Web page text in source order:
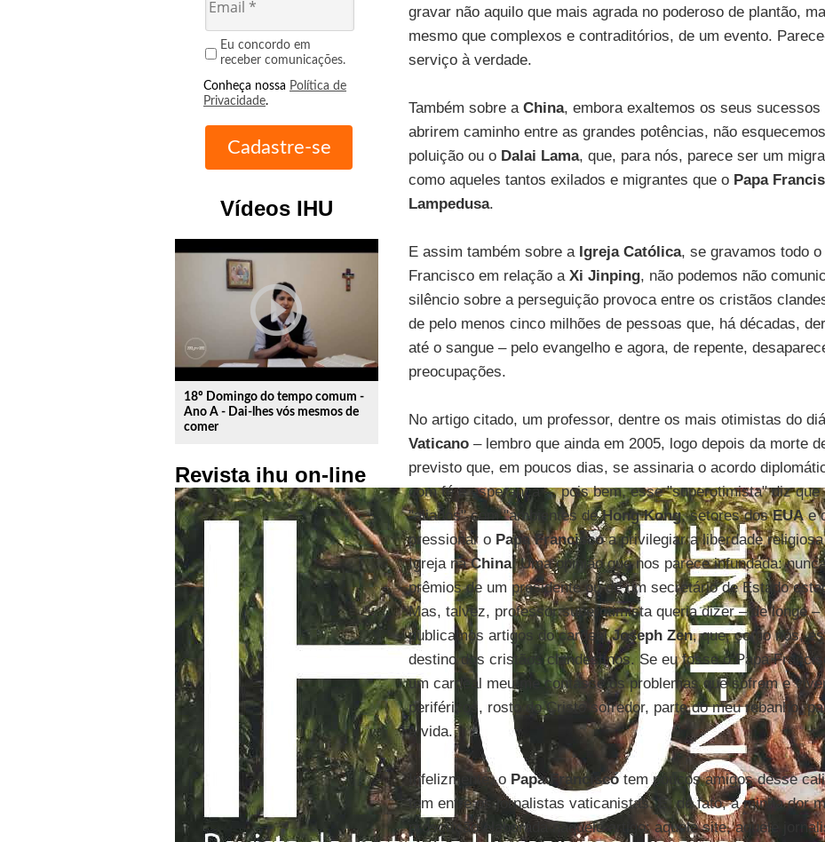
Eu concordo em
receber comunicações.
Conheça nossa Política de
Privacidade.
Vídeos IHU
play_circle_outline
18º Domingo do tempo comum -
Ano A - Dai-lhes vós mesmos de
comer
Revista ihu on-line
gravar não aquilo que mais agrada no poderoso de plantão,
mesmo que complexos e contraditórios, de um evento.
serviço à verdade.
Também sobre a China, embora exaltemos os seus
abrirem caminho entre as grandes potências, não
poluição ou o Dalai Lama, que, para nós, parece ser um
como aqueles tantos exilados e migrantes que o Papa
Lampedusa.
E assim também sobre a Igreja Católica, se gravamos todo
Francisco em relação a Xi Jinping, não podemos não
silêncio sobre a perseguição provoca entre os cristãos
de pelo menos cinco milhões de pessoas que, há décadas,
até o sangue – pelo evangelho e agora, de repente,
preocupações.
No artigo citado, um professor, dentre os mais otimistas do
Vaticano– lembro que ainda em 2005, logo depois da morte
previsto que, em poucos dias, se assinaria o acordo
com fé e esperança –, pois bem, esse "superotimista" diz
"aliados" com "ambientes deHong Kong, setores dosEUAe
pressionar o Papa Franciscoa privilegiar a liberdade
Igreja naChina. Uma opinião que nos parece infundada:
prêmios de um presidente ou de um secretário de Estado
Mas, talvez, professor superotimista queria dizer – de longe –
publicamos artigos do cardealJoseph Zen, que, como nós,
destino dos cristãos clandestinos. Se eu fosse o Papa
um cardeal meu me contasse os problemas que sofrem e
periféricos, rosto do Cristo sofredor, parte do meu rebanho,
a vida.
Infelizmente, o Papa Franciscotem poucos amigos desse
tem entre os jornalistas vaticanistas. E, de fato, a minha dor
proscrição elaborada naquele artigo: aquele site, aquele